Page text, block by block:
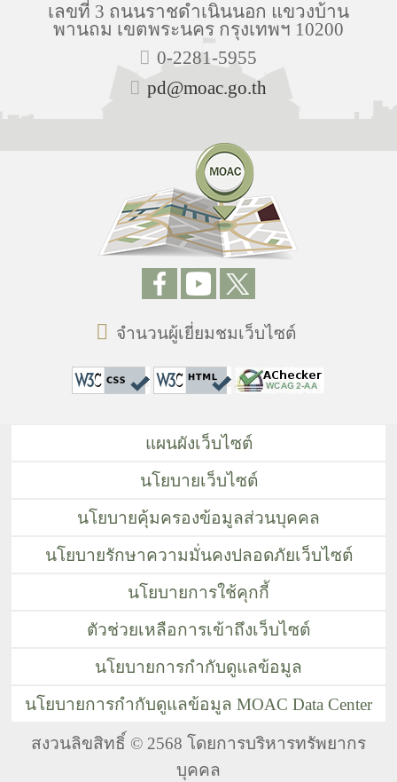
เลขที่ 3 ถนนราชดำเนินนอก แขวงบ้าน
พานถม เขตพระนคร กรุงเทพฯ 10200
0-2281-5955
pd@moac.go.th
จำนวนผู้เยี่ยมชมเว็บไซต์
สงวนลิขสิทธิ์ © 2568 โดยการบริหารทรัพยากร
บุคคล
แผนผังเว็บไซต์
นโยบายเว็บไซต์
นโยบายคุ้มครองข้อมูลส่วนบุคคล
นโยบายรักษาความมั่นคงปลอดภัยเว็บไซต์
นโยบายการใช้คุกกี้
ตัวช่วยเหลือการเข้าถึงเว็บไซต์
นโยบายการกำกับดูแลข้อมูล
นโยบายการกำกับดูแลข้อมูล MOAC Data Center